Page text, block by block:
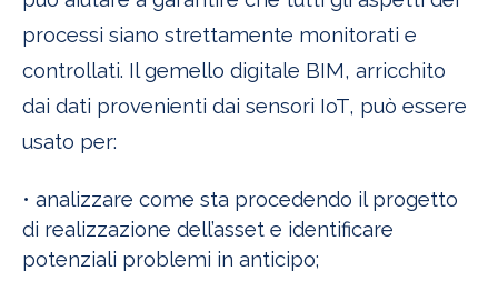
processi siano strettamente monitorati e
controllati. Il gemello digitale BIM, arricchito
dai dati provenienti dai sensori IoT, può essere
usato per:
• analizzare come sta procedendo il progetto
di realizzazione dell’asset e identificare
potenziali problemi in anticipo;